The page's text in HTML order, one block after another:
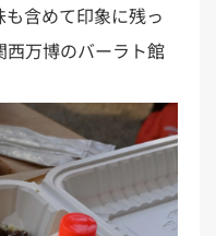
含めて印象に残っ
西万博のバーラト館